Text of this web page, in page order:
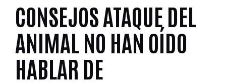
CONSEJOS ATAQUE DEL
ANIMAL NO HAN OÍDO
HABLAR DE